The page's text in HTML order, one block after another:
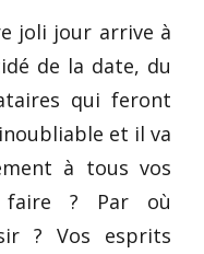
joli jour arrive à
de la date, du
qui feront
et il va
à tous vos
faire ? Par où
? Vos esprits